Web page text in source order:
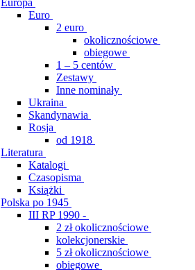
Europa
Euro
2 euro
okolicznościowe
obiegowe
1 – 5 centów
Zestawy
Inne nominały
Ukraina
Skandynawia
Rosja
od 1918
Literatura
Katalogi
Czasopisma
Książki
Polska po 1945
III RP 1990 -
2 zł okolicznościowe
kolekcjonerskie
5 zł okolicznościowe
obiegowe